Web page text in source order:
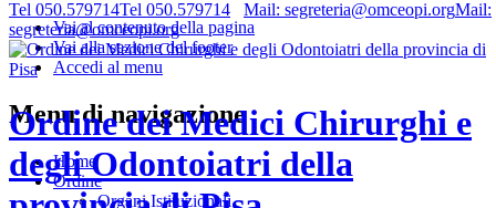
Vai al contenuto della pagina
Vai alla sezione del footer
Accedi al menu
Tel 050.579714Tel 050.579714 Mail: segreteria@omceopi.orgMail:
segreteria@omceopi.org
Ordine dei Medici Chirurghi e
degli Odontoiatri della
Menu di navigazione
Home
Ordine
Organi Istituzionali